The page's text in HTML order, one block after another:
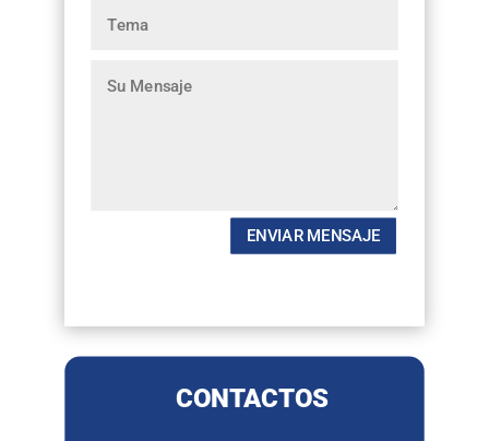
ENVIAR MENSAJE
CONTACTOS